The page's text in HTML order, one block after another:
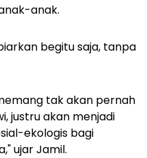
anak.
begitu saja, tanpa
tak akan pernah
justru akan menjadi
ekologis bagi
ujar Jamil.